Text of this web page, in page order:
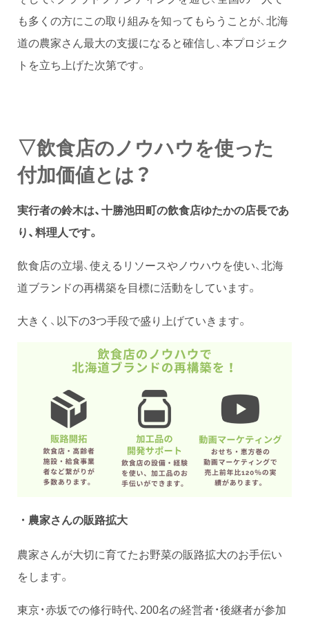
も多くの方にこの取り組みを知ってもらうことが、北海
道の農家さん最大の支援になると確信し、本プロジェク
トを立ち上げた次第です。
▽飲食店のノウハウを使った
付加価値とは？
実行者の鈴木は、十勝池田町の飲食店ゆたかの店長であ
り、料理人です。
飲食店の立場、使えるリソースやノウハウを使い、北海
道ブランドの再構築を目標に活動をしています。
大きく、以下の3つ手段で盛り上げていきます。
・農家さんの販路拡大
農家さんが大切に育てたお野菜の販路拡大のお手伝い
をします。
東京・赤坂での修行時代、200名の経営者・後継者が参加